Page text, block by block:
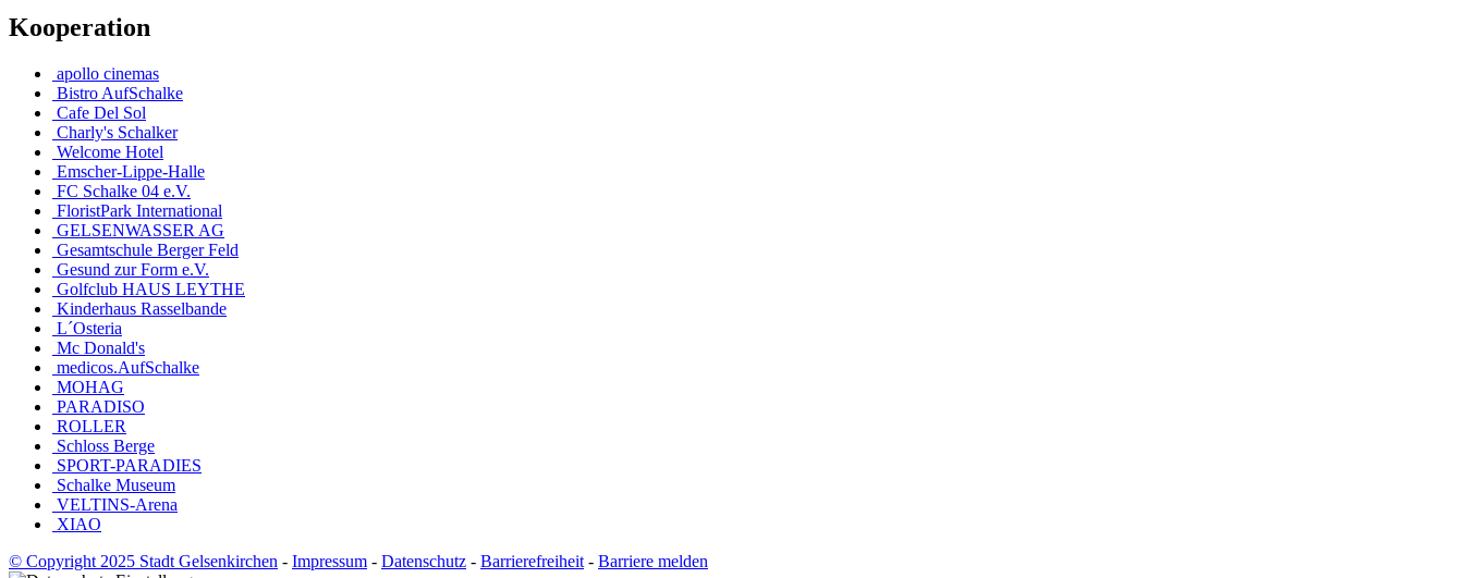
Kooperation
apollo cinemas
Bistro AufSchalke
Cafe Del Sol
Charly's Schalker
Welcome Hotel
Emscher-Lippe-Halle
FC Schalke 04 e.V.
FloristPark International
GELSENWASSER AG
Gesamtschule Berger Feld
Gesund zur Form e.V.
Golfclub HAUS LEYTHE
Kinderhaus Rasselbande
L´Osteria
Mc Donald's
medicos.AufSchalke
MOHAG
PARADISO
ROLLER
Schloss Berge
SPORT-PARADIES
Schalke Museum
VELTINS-Arena
XIAO
© Copyright 2025 Stadt Gelsenkirchen - Impressum - Datenschutz - Barrierefreiheit - Barriere melden